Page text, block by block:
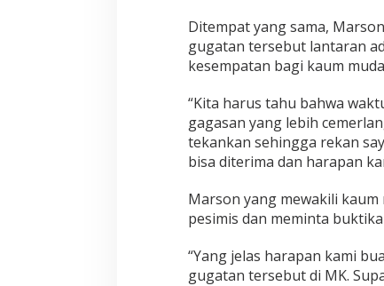
Ditempat yang sama,
gugatan tersebut lantaran
kesempatan bagi kaum
“Kita harus tahu bahwa
gagasan yang lebih
tekankan sehingga rekan
bisa diterima dan harapan
Marson yang mewakili
pesimis dan meminta
“Yang jelas harapan kami
gugatan tersebut di MK.